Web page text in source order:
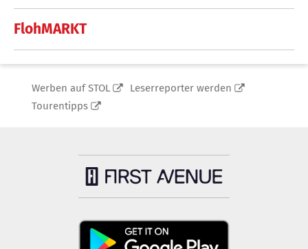
FlohMARKT
Werben auf STOL
Leserreporter werden
Tourentipps